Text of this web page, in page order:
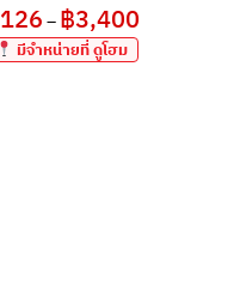
126 – ฿3,400Price
range:
฿126
through
มีจำหน่ายที่ ดูโฮม